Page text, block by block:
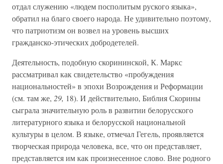
отдал служению «людем посполитым руского языка»,
обратил на благо своего народа. Не удивительно поэтому,
что патриотизм он возвел на уровень высших
гражданско-этических добродетелей.
Деятельность, подобную скорининской, К. Маркс
рассматривал как свидетельство «пробуждения
национальностей» в эпохи Возрождения и Реформации
(см. там же, 29, 18). И действительно, Библия Скорины
сыграла значительную роль в развитии белорусского
литературного языка и белорусской национальной
культуры в целом. В языке, отмечал Гегель, проявляется
творческая природа человека, все, что он представляет,
представляется им как произнесенное слово. Вне родного